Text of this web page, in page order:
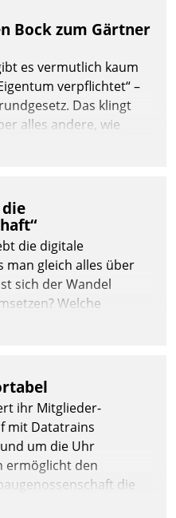
Bock zum Gärtner
es vermutlich kaum
verpflichtet“ –
Das klingt
alles andere, wie
Denn mit der
die digitale
man gleich alles über
sich der Wandel
Welche
ihr Mitglieder-
mit Datatrains
um die Uhr
ermöglicht den
die
Tablet oder PC.